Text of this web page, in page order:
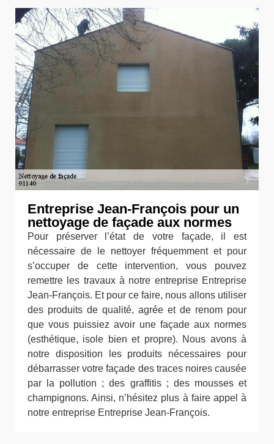
Entreprise Jean-François pour un
nettoyage de façade aux normes
Pour préserver l’état de votre façade, il est
nécessaire de le nettoyer fréquemment et pour
s’occuper de cette intervention, vous pouvez
remettre les travaux à notre entreprise Entreprise
Jean-François. Et pour ce faire, nous allons utiliser
des produits de qualité, agrée et de renom pour
que vous puissiez avoir une façade aux normes
(esthétique, isole bien et propre). Nous avons à
notre disposition les produits nécessaires pour
débarrasser votre façade des traces noires causée
par la pollution ; des graffitis ; des mousses et
champignons. Ainsi, n’hésitez plus à faire appel à
notre entreprise Entreprise Jean-François.